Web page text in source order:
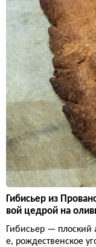
Гибисьер из
вой цедрой на
Гибисьер — плоский
е, рождественское